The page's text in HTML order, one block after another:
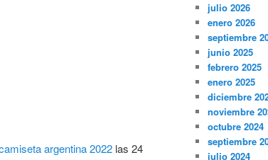
argentina 2022 las 24
julio 2026
enero 2026
septiembre
junio 2025
febrero 2025
enero 2025
diciembre
noviembre
octubre 2024
septiembre
julio 2024